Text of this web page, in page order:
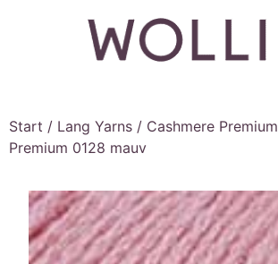
Start / Lang Yarns / Cashmere Premium
Premium 0128 mauv